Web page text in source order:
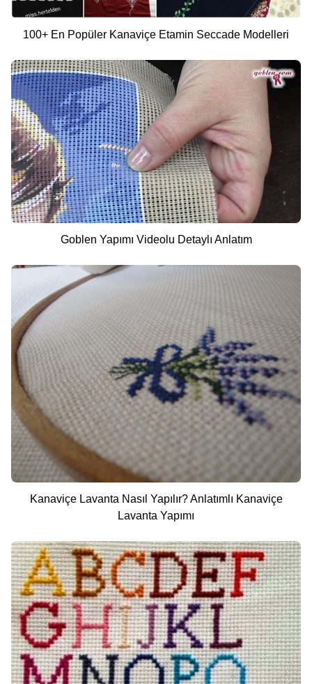
100+ En Popüler Kanaviçe Etamin Seccade Modelleri
Goblen Yapımı Videolu Detaylı Anlatım
Kanaviçe Lavanta Nasıl Yapılır? Anlatımlı Kanaviçe
Lavanta Yapımı